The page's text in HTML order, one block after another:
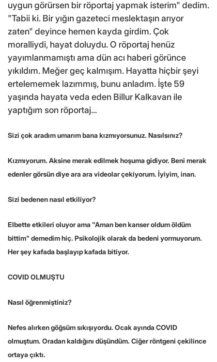
uygun görürsen bir röportaj yapmak isterim" dedim.
"Tabii ki. Bir yığın gazeteci meslektaşın arıyor
zaten" deyince hemen kayda girdim. Çok
moralliydi, hayat doluydu. O röportaj henüz
yayımlanmamıştı ama dün acı haberi görünce
yıkıldım. Meğer geç kalmışım. Hayatta hiçbir şeyi
ertelememek lazımmış, bunu anladım. İşte 59
yaşında hayata veda eden Billur Kalkavan ile
yaptığım son röportaj...
Sizi çok aradım umarım bana kızmıyorsunuz. Nasılsınız?
Kızmıyorum. Aksine merak edilmek hoşuma gidiyor. Beni merak
edenler görsün diye ara ara videolar çekiyorum. İyiyim, inan.
Sizi bedenen nasıl etkiliyor?
Elbette etkileri oluyor ama "Aman ben kanser oldum öldüm
bittim" demedim hiç. Psikolojik olarak da bedeni yormuyorum.
Her şey kafada başlayıp kafada bitiyor.
COVID OLMUŞTU
Nasıl öğrenmiştiniz?
Nefes alırken göğsüm sıkışıyordu. Ocak ayında COVID
olmuştum. Oradan kaldığını düşündüm. Ciğer röntgeni çekilince
ortaya çıktı.